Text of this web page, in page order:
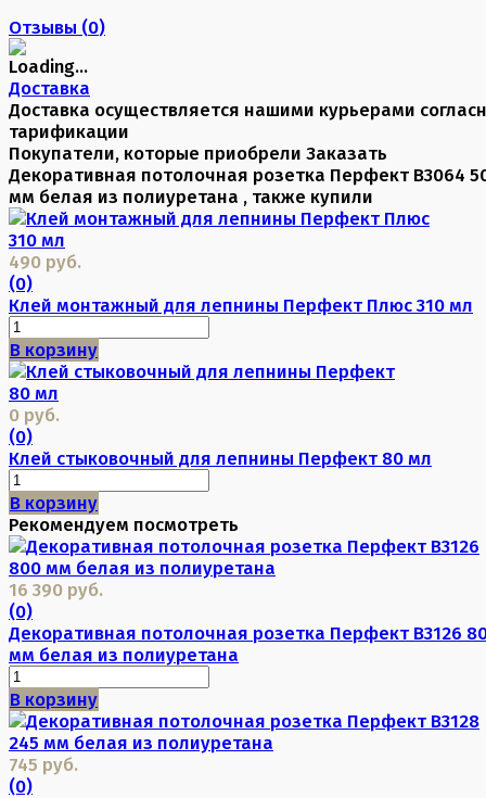
Отзывы (0)
Доставка
Доставка осуществляется нашими курьерами
тарификации
Покупатели, которые приобрели Заказать
Декоративная потолочная розетка Перфект B3064
мм белая из полиуретана , также купили
490 руб.
(0)
Клей монтажный для лепнины Перфект Плюс 310 мл
В корзину
0 руб.
(0)
Клей стыковочный для лепнины Перфект 80 мл
В корзину
Рекомендуем посмотреть
16 390 руб.
(0)
Декоративная потолочная розетка Перфект B3126
мм белая из полиуретана
В корзину
745 руб.
(0)